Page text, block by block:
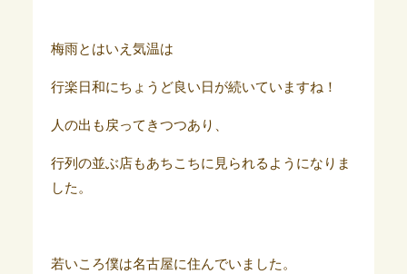
梅雨とはいえ気温は
行楽日和にちょうど良い日が続いていますね！
人の出も戻ってきつつあり、
行列の並ぶ店もあちこちに見られるようになりま
した。
若いころ僕は名古屋に住んでいました。